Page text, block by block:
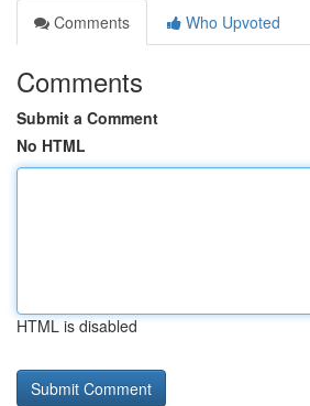
Comments
Who Upvoted
Comments
Submit a Comment
No HTML
HTML is disabled